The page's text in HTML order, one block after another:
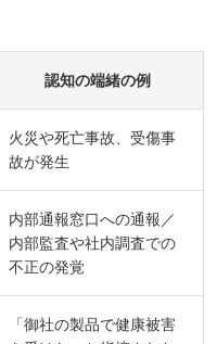
認知の端緒の例
火災や死亡事故、受傷事
故が発生
内部通報窓口への通報／
内部監査や社内調査での
不正の発覚
「御社の製品で健康被害